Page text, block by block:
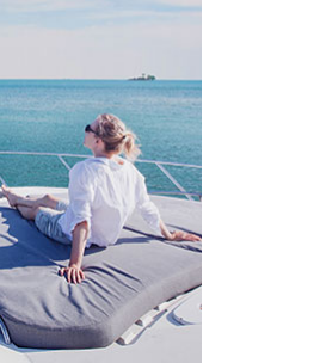
AI Assistant
איך אפשר לעזור?